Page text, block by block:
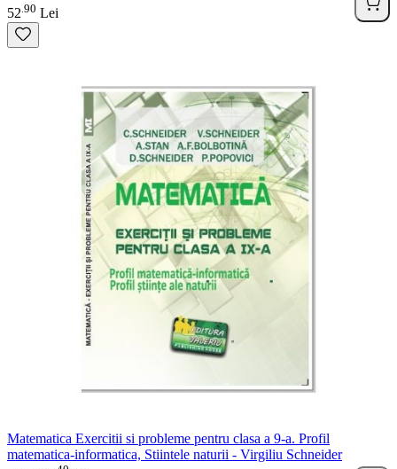
52 90 Lei
Matematica Exercitii si probleme pentru clasa a 9-a. Profil
matematica-informatica, Stiintele naturii - Virgiliu Schneider